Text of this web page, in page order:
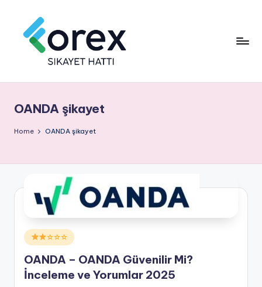
OANDA şikayet
Home OANDA şikayet
Posted
in
☆☆☆
OANDA – OANDA Güvenilir Mi?
İnceleme ve Yorumlar 2025